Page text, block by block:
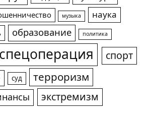
музыка
наука
образование политика
спецоперация спорт
суд терроризм
экстремизм